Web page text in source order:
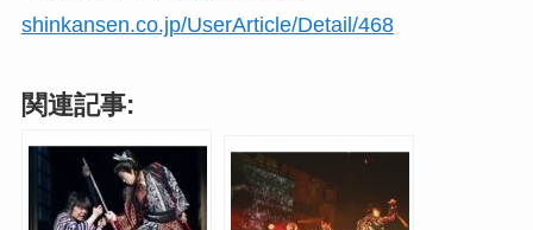
shinkansen.co.jp/UserArticle/Detail/468
関連記事: